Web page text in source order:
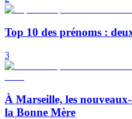
Top 10 des prénoms :
3
À Marseille, les
la Bonne Mère